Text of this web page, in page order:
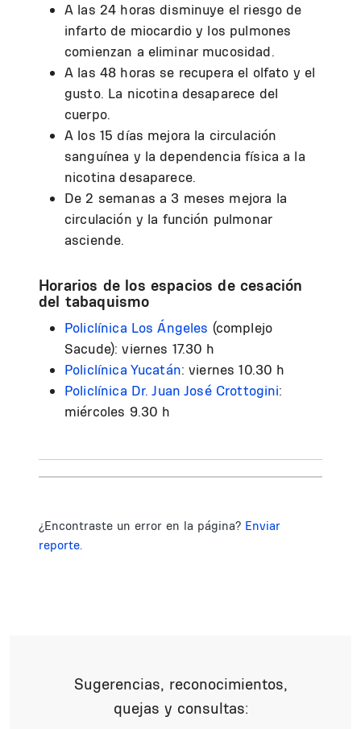
A las 24 horas disminuye el riesgo de
infarto de miocardio y los pulmones
comienzan a eliminar mucosidad.
A las 48 horas se recupera el olfato y el
gusto. La nicotina desaparece del
cuerpo.
A los 15 días mejora la circulación
sanguínea y la dependencia física a la
nicotina desaparece.
De 2 semanas a 3 meses mejora la
circulación y la función pulmonar
asciende.
Horarios de los espacios de cesación
del tabaquismo
Policlínica Los Ángeles (complejo
Sacude): viernes 17.30 h
Policlínica Yucatán: viernes 10.30 h
Policlínica Dr. Juan José Crottogini:
miércoles 9.30 h
¿Encontraste un error en la página? Enviar
reporte.
Sugerencias, reconocimientos,
quejas y consultas: